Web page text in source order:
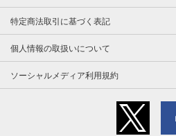
特定商法取引に基づく表記
個人情報の取扱いについて
ソーシャルメディア利用規約